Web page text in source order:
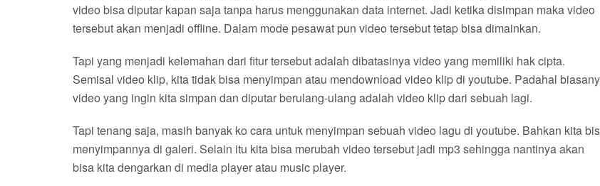
video bisa diputar kapan saja tanpa harus menggunakan data internet. Jadi ketika disimpan maka video
tersebut akan menjadi offline. Dalam mode pesawat pun video tersebut tetap bisa dimainkan.
Tapi yang menjadi kelemahan dari fitur tersebut adalah dibatasinya video yang memiliki hak cipta.
Semisal video klip, kita tidak bisa menyimpan atau mendownload video klip di youtube. Padahal
video yang ingin kita simpan dan diputar berulang-ulang adalah video klip dari sebuah lagi.
Tapi tenang saja, masih banyak ko cara untuk menyimpan sebuah video lagu di youtube. Bahkan kita
menyimpannya di galeri. Selain itu kita bisa merubah video tersebut jadi mp3 sehingga nantinya akan
bisa kita dengarkan di media player atau music player.